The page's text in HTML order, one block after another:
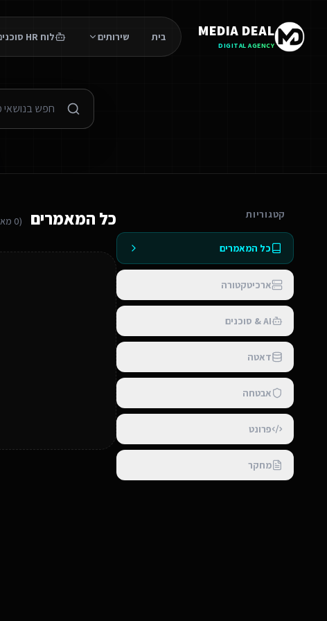
MEDIA DEAL
DIGITAL AGENCY
בית שירותים לוח HR סוכנים
קטגוריות
כל המאמרים
ארכיטקטורה
AI & סוכנים
דאטה
אבטחה
פרונט
מחקר
כל המאמרים (
0